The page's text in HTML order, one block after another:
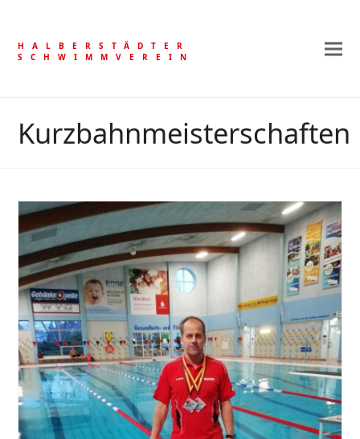
HALBERSTÄDTER
SCHWIMMVEREIN
Kurzbahnmeisterschaften